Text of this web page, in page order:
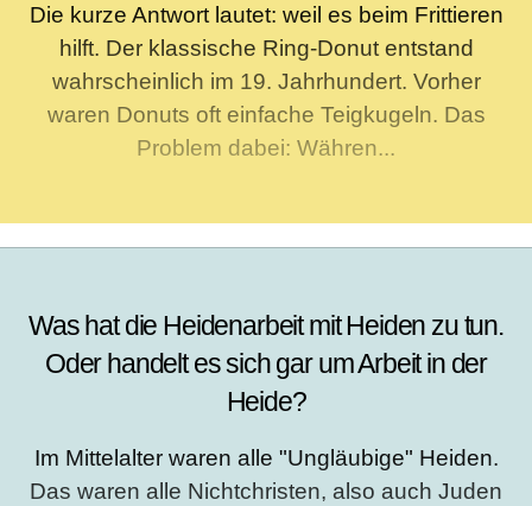
Die kurze Antwort lautet: weil es beim Frittieren
hilft. Der klassische Ring-Donut entstand
wahrscheinlich im 19. Jahrhundert. Vorher
waren Donuts oft einfache Teigkugeln. Das
Problem dabei: Währen...
Was hat die Heidenarbeit mit Heiden zu tun.
Oder handelt es sich gar um Arbeit in der
Heide?
Im Mittelalter waren alle "Ungläubige" Heiden.
Das waren alle Nichtchristen, also auch Juden